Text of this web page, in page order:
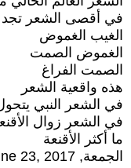
في أقصى الشعر تجد
الغيب الغموض
الغموض الصمت
الصمت الفراغ
هذه واقعية الشعر
في الشعر النبي
في الشعر زوال
ما أكثر الأقنعة
الجمعة, June 23, 2017